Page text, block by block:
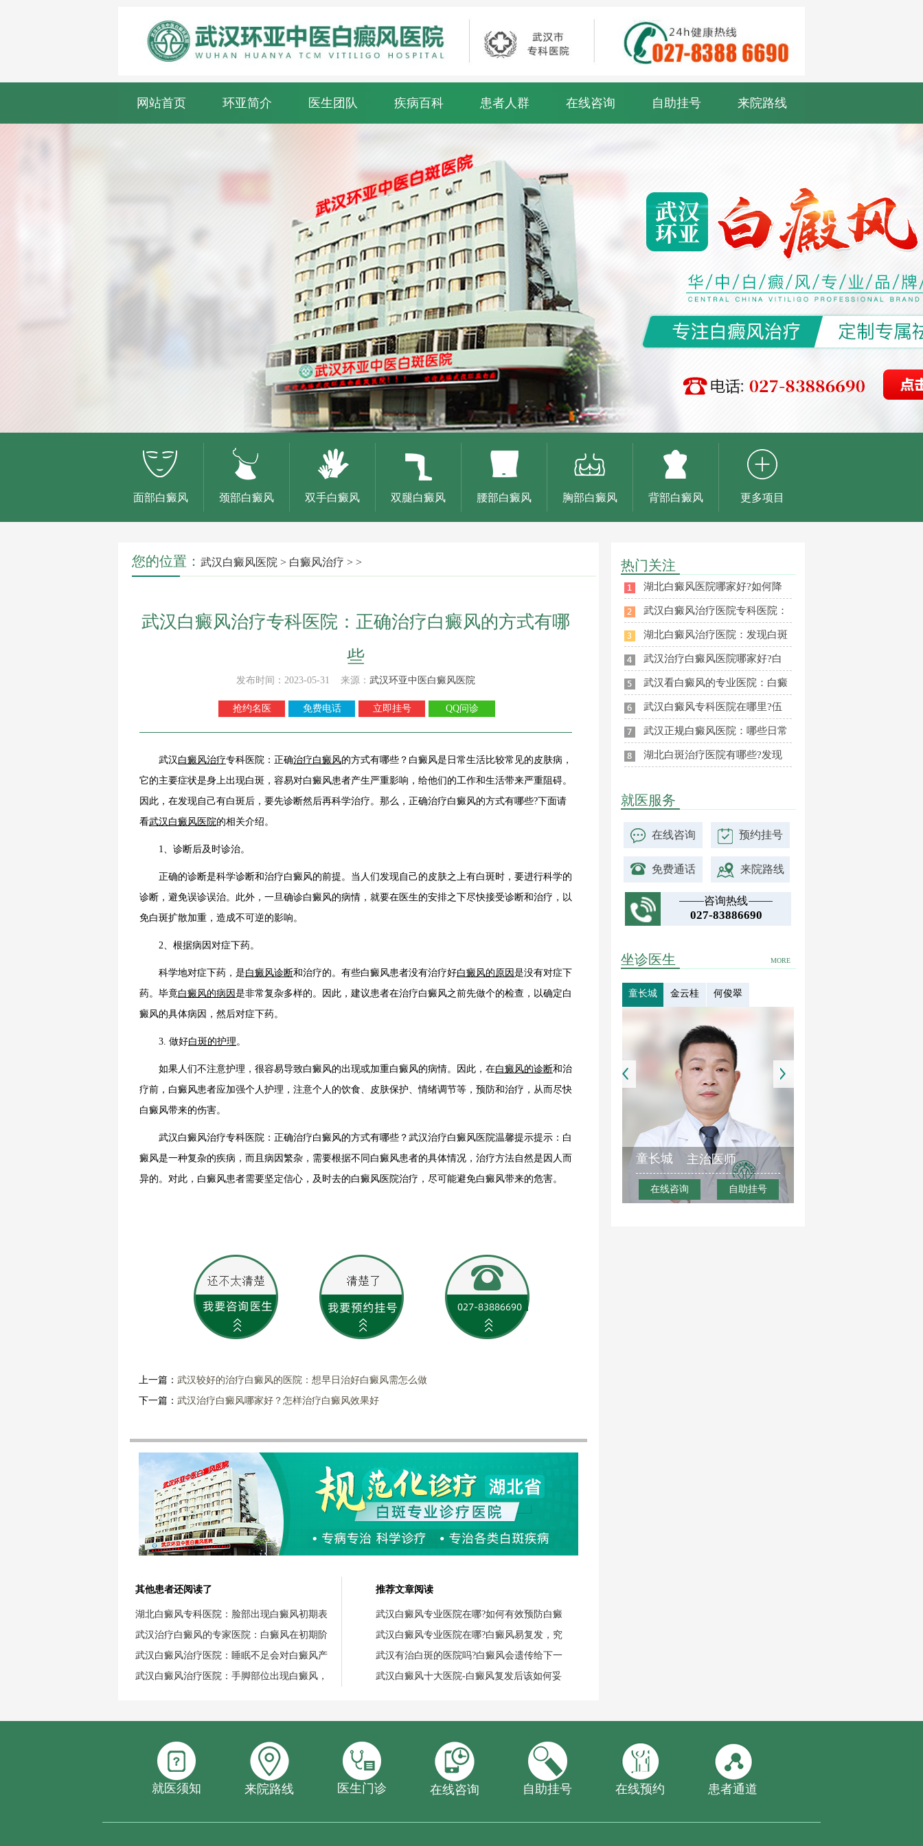
网站首页 环亚简介 医生团队 疾病百科 患者人群 在线咨询 自助挂号 来院路线
面部白癜风 颈部白癜风 双手白癜风 双腿白癜风 腰部白癜风 胸部白癜风 背部白癜风 更多项目
您的位置： 武汉白癜风医院 > 白癜风治疗 > >
武汉白癜风治疗专科医院：正确治疗白癜风的方式有哪
些
发布时间：2023-05-31 来源： 武汉环亚中医白癜风医院
抢约名医 免费电话 立即挂号 QQ问诊
武汉 白癜风治疗专科医院：正确治疗白癜风的方式有哪些？白癜风是日常生活比较常见的皮肤病，
它的主要症状是身上出现白斑，容易对白癜风患者产生严重影响，给他们的工作和生活带来严重阻碍。
因此，在发现自己有白斑后，要先诊断然后再科学治疗。那么，正确治疗白癜风的方式有哪些?下面请
看武汉白癜风医院的相关介绍。
1、诊断后及时诊治。
正确的诊断是科学诊断和治疗白癜风的前提。当人们发现自己的皮肤之上有白斑时，要进行科学的
诊断，避免误诊误治。此外，一旦确诊白癜风的病情，就要在医生的安排之下尽快接受诊断和治疗，以
免白斑扩散加重，造成不可逆的影响。
2、根据病因对症下药。
科学地对症下药，是白癜风诊断和治疗的。有些白癜风患者没有治疗好白癜风的原因是没有对症下
药。毕竟白癜风的病因是非常复杂多样的。因此，建议患者在治疗白癜风之前先做个的检查，以确定白
癜风的具体病因，然后对症下药。
3. 做好白斑的护理。
如果人们不注意护理，很容易导致白癜风的出现或加重白癜风的病情。因此，在白癜风的诊断和治
疗前，白癜风患者应加强个人护理，注意个人的饮食、皮肤保护、情绪调节等，预防和治疗，从而尽快
白癜风带来的伤害。
武汉白癜风治疗专科医院：正确治疗白癜风的方式有哪些？武汉治疗白癜风医院温馨提示提示：白
癜风是一种复杂的疾病，而且病因繁杂，需要根据不同白癜风患者的具体情况，治疗方法自然是因人而
异的。对此，白癜风患者需要坚定信心，及时去的白癜风医院治疗，尽可能避免白癜风带来的危害。
上一篇： 武汉较好的治疗白癜风的医院：想早日治好白癜风需怎么做
下一篇： 武汉治疗白癜风哪家好？怎样治疗白癜风效果好
其他患者还阅读了
湖北白癜风专科医院：脸部出现白癜风初期表
武汉治疗白癜风的专家医院：白癜风在初期阶
武汉白癜风治疗医院：睡眠不足会对白癜风产
武汉白癜风治疗医院：手脚部位出现白癜风，
推荐文章阅读
武汉白癜风专业医院在哪?如何有效预防白癜
武汉白癜风专业医院在哪?白癜风易复发，究
武汉有治白斑的医院吗?白癜风会遗传给下一
武汉白癜风十大医院-白癜风复发后该如何妥
热门关注
湖北白癜风医院哪家好?如何降
武汉白癜风治疗医院专科医院：
湖北白癜风治疗医院：发现白斑
武汉治疗白癜风医院哪家好?白
武汉看白癜风的专业医院：白癜
武汉白癜风专科医院在哪里?伍
武汉正规白癜风医院：哪些日常
湖北白斑治疗医院有哪些?发现
就医服务
在线咨询 预约挂号
免费通话 来院路线
咨询热线
027-83886690
MORE
坐诊医生
童长城 金云桂 何俊翠
童长城 主治医师
在线咨询 自助挂号
就医须知 来院路线 医生门诊 在线咨询 自助挂号 在线预约 患者通道